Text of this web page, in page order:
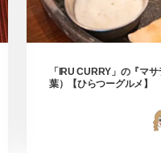
「IRU CURRY」の『マ
葉）【ひらつーグルメ】